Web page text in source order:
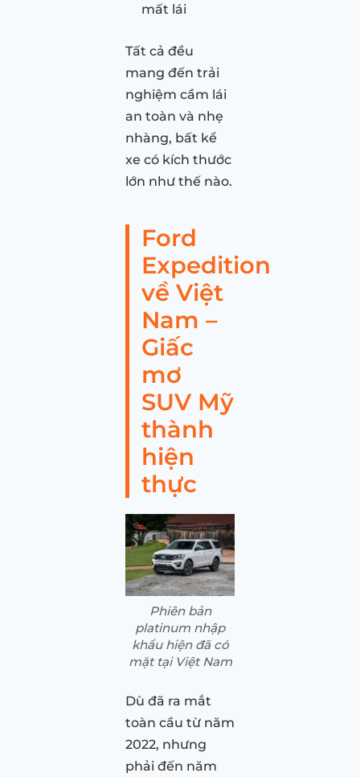
mất lái
Tất cả đều
mang đến trải
nghiệm cầm lái
an toàn và nhẹ
nhàng, bất kể
xe có kích thước
lớn như thế nào.
Ford
Expedition
về Việt
Nam –
Giấc
mơ
SUV Mỹ
thành
hiện
thực
Phiên bản
platinum nhập
khẩu hiện đã có
mặt tại Việt Nam
Dù đã ra mắt
toàn cầu từ năm
2022, nhưng
phải đến năm